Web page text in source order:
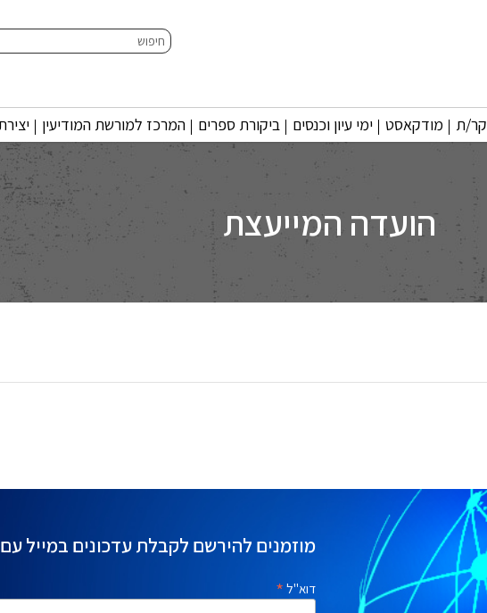
חיפוש
ת מודקאסט ימי עיון וכנסים ביקורת ספרים המרכז למורשת המודיעין
הועדה המייעצת
מוזמנים להירשם לקבלת עדכונים במייל
דוא"ל *